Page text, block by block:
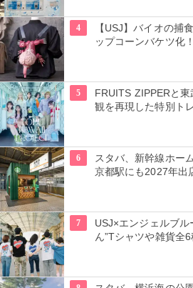
4
【USJ】バイオの捕
ップコーンバケツ化
5
FRUITS ZIPPERと
観を再現した特別ト
6
スタバ、新幹線ホー
京都駅にも2027年出
7
USJ×エンジェルブル
ん”Tシャツや雑貨全